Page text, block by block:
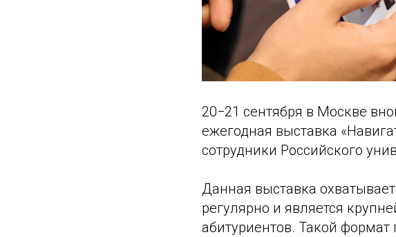
20−21 сентября в Москве
ежегодная выставка
сотрудники Российского
Данная выставка
регулярно и является
абитуриентов. Такой